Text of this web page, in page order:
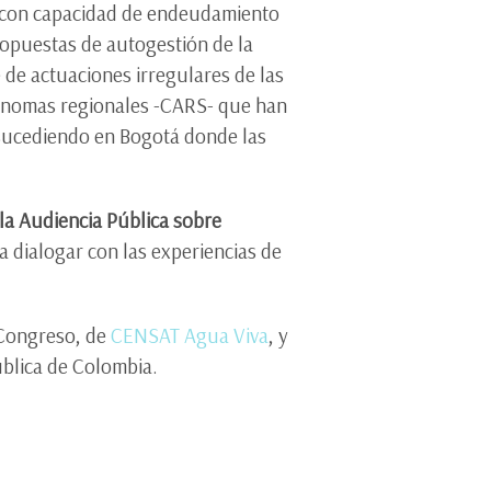
capacidad de endeudamiento
de autogestión de la
actuaciones irregulares de las
regionales -CARS- que han
en Bogotá donde las
la Audiencia Pública sobre
dialogar con las experiencias de
deCENSAT Agua Viva, y
de Colombia.